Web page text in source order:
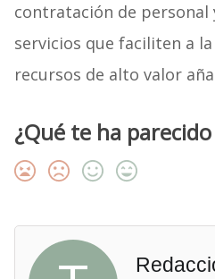
contratación de personal
servicios que faciliten a
recursos de alto valor
¿Qué te ha